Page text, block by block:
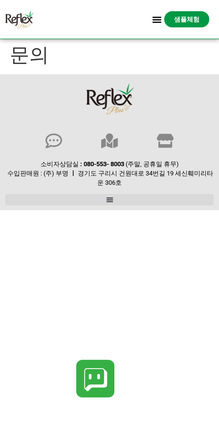
샘플체험
문의
소비자상담실 : 080-553- 8003 (주말, 공휴일 휴무)
수입판매원 : (주) 부명
경기도 구리시 건원대로 34번길 19 세신훼미리타
운 306호